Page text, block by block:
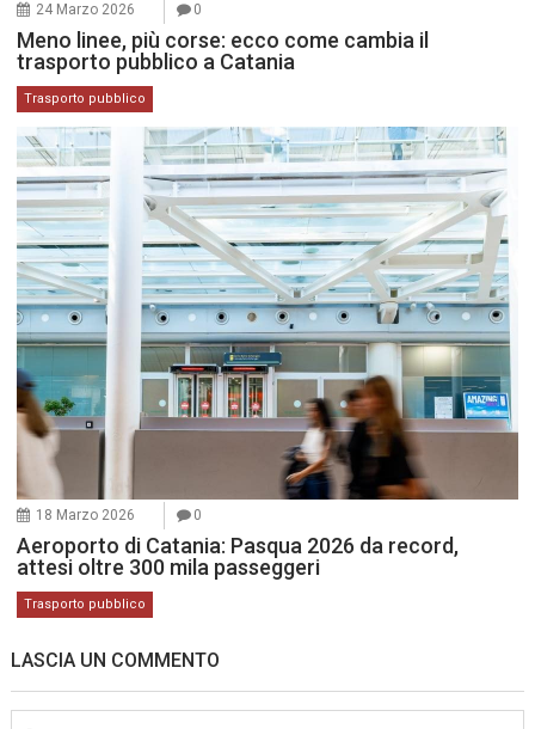
24 Marzo 2026 0
Meno linee, più corse: ecco come cambia il
trasporto pubblico a Catania
Trasporto pubblico
18 Marzo 2026 0
Aeroporto di Catania: Pasqua 2026 da record,
attesi oltre 300 mila passeggeri
Trasporto pubblico
LASCIA UN COMMENTO